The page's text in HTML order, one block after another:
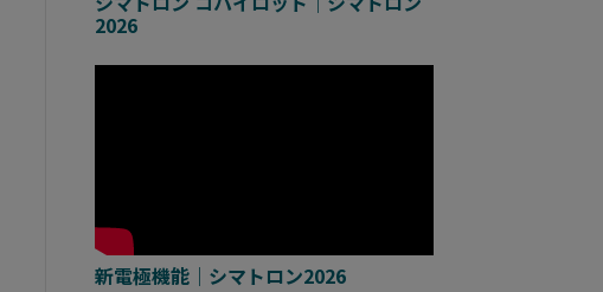
2026
新電極機能｜シマトロン2026